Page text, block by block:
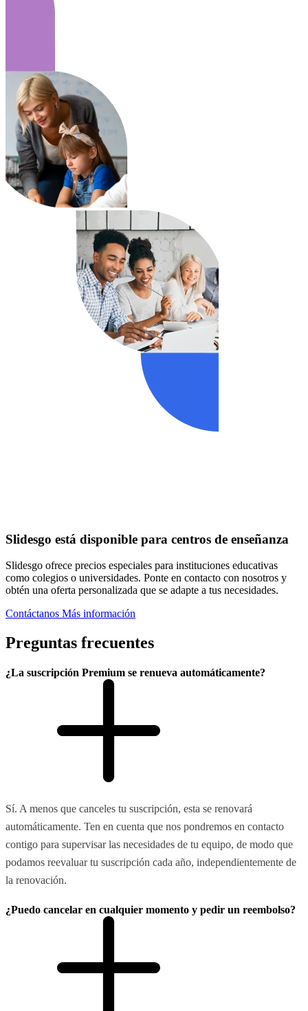
Slidesgo está disponible para centros de enseñanza
Slidesgo ofrece precios especiales para instituciones educativas
como colegios o universidades. Ponte en contacto con nosotros y
obtén una oferta personalizada que se adapte a tus necesidades.
Contáctanos Más información
Preguntas frecuentes
¿La suscripción Premium se renueva automáticamente?
Sí. A menos que canceles tu suscripción, esta se renovará
automáticamente. Ten en cuenta que nos pondremos en contacto
contigo para supervisar las necesidades de tu equipo, de modo que
podamos reevaluar tu suscripción cada año, independientemente de
la renovación.
¿Puedo cancelar en cualquier momento y pedir un reembolso?